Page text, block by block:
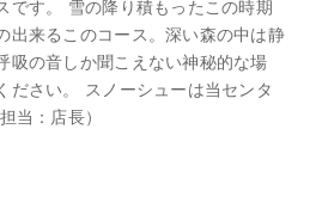
です。 雪の降り積もったこの時期
出来るこのコース。深い森の中は静
吸の音しか聞こえない神秘的な場
ださい。 スノーシューは当センタ
当：店長）